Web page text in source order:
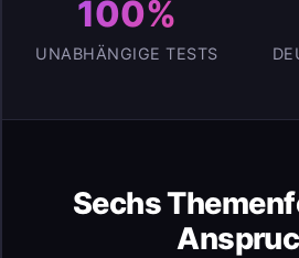
100%
UNABHÄNGIGE TESTS
Sechs